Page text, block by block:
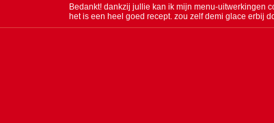
Bedankt! dankzij jullie kan ik mijn menu-uitwerkingen
het is een heel goed recept. zou zelf demi glace erbij